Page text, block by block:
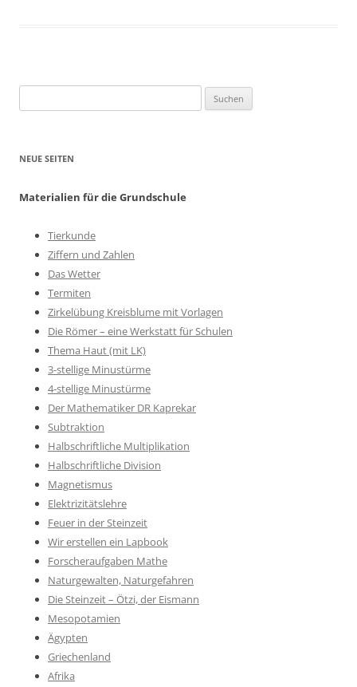
nach:
NEUE SEITEN
Materialien für die Grundschule
Tierkunde
Ziffern und Zahlen
Das Wetter
Termiten
Zirkelübung Kreisblume mit Vorlagen
Die Römer – eine Werkstatt für Schulen
Thema Haut (mit LK)
3-stellige Minustürme
4-stellige Minustürme
Der Mathematiker DR Kaprekar
Subtraktion
Halbschriftliche Multiplikation
Halbschriftliche Division
Magnetismus
Elektrizitätslehre
Feuer in der Steinzeit
Wir erstellen ein Lapbook
Forscheraufgaben Mathe
Naturgewalten, Naturgefahren
Die Steinzeit – Ötzi, der Eismann
Mesopotamien
Ägypten
Griechenland
Afrika